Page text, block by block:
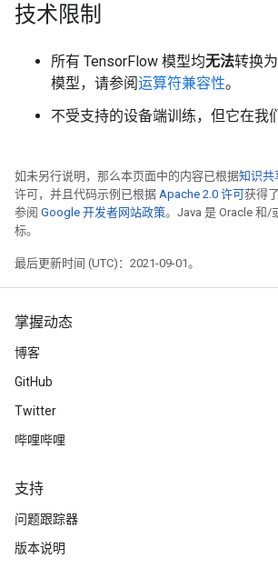
技术限制
所有 TensorFlow 模型均无法转换
模型，请参阅运算符兼容性。
不受支持的设备端训练，但它在我
如未另行说明，那么本页面中的内容已根据知识共
许可，并且代码示例已根据 Apache 2.0 许可获得
参阅 Google 开发者网站政策。Java 是 Oracle 和/
标。
最后更新时间 (UTC)：2021-09-01。
掌握动态
博客
GitHub
Twitter
哔哩哔哩
支持
问题跟踪器
版本说明